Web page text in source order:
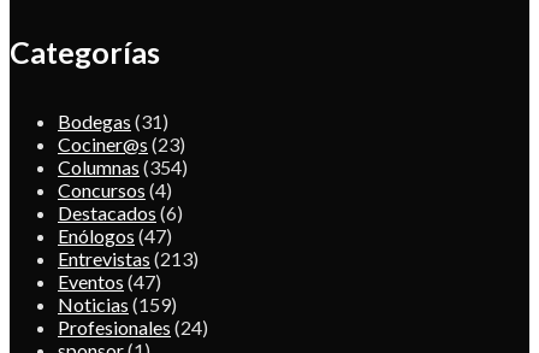
Categorías
Bodegas (31)
Cociner@s (23)
Columnas (354)
Concursos (4)
Destacados (6)
Enólogos (47)
Entrevistas (213)
Eventos (47)
Noticias (159)
Profesionales (24)